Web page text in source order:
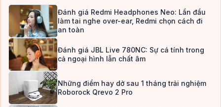
Đánh giá Redmi Headphones Neo: Lần đầu
làm tai nghe over-ear, Redmi chọn cách đi
an toàn
Đánh giá JBL Live 780NC: Sự cá tính trong
cả ngoại hình lẫn chất âm
Những điểm hay dở sau 1 tháng trải nghiệm
Roborock Qrevo 2 Pro